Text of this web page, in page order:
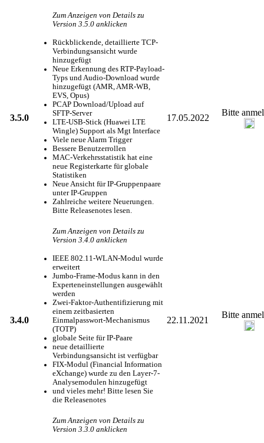
3.5.0
Zum Anzeigen von Details zu
Version 3.5.0 anklicken
Rückblickende, detaillierte TCP-
Verbindungsansicht wurde
hinzugefügt
Neue Erkennung des RTP-Payload-
Typs und Audio-Download wurde
hinzugefügt (AMR, AMR-WB,
EVS, Opus)
PCAP Download/Upload auf
SFTP-Server
LTE-USB-Stick (Huawei LTE
Wingle) Support als Mgt Interface
Viele neue Alarm Trigger
Bessere Benutzerrollen
MAC-Verkehrsstatistik hat eine
neue Registerkarte für globale
Statistiken
Neue Ansicht für IP-Gruppenpaare
unter IP-Gruppen
Zahlreiche weitere Neuerungen.
Bitte Releasenotes lesen.
17.05.2022
Bitte
3.4.0
Zum Anzeigen von Details zu
Version 3.4.0 anklicken
IEEE 802.11-WLAN-Modul wurde
erweitert
Jumbo-Frame-Modus kann in den
Experteneinstellungen ausgewählt
werden
Zwei-Faktor-Authentifizierung mit
einem zeitbasierten
Einmalpasswort-Mechanismus
(TOTP)
globale Seite für IP-Paare
neue detaillierte
Verbindungsansicht ist verfügbar
FIX-Modul (Financial Information
eXchange) wurde zu den Layer-7-
Analysemodulen hinzugefügt
und vieles mehr! Bitte lesen Sie
die Releasenotes
22.11.2021
Bitte
Zum Anzeigen von Details zu
Version 3.3.0 anklicken